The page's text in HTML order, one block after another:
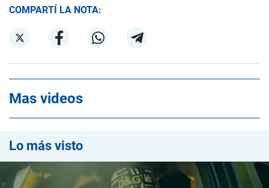
COMPARTÍ LA NOTA:
Mas videos
Lo más visto